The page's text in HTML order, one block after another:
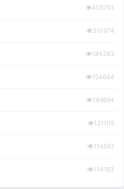
405701
310974
184383
154644
149694
121105
114562
114183